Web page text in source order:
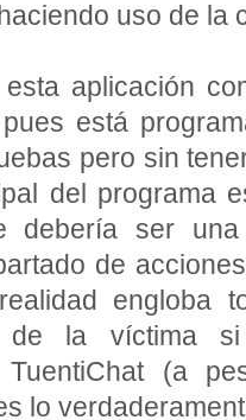
uso de la
aplicación
está
pero sin
del programa
debería ser
de
engloba
de la víctima
(a
lo